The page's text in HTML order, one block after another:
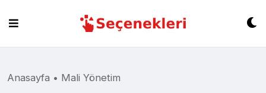
content
Anasayfa • Mali Yönetim